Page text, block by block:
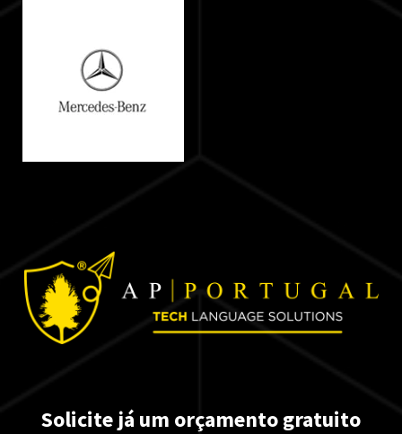
Solicite já um orçamento gratuito